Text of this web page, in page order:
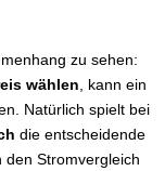
zu sehen:
wählen , kann ein
Natürlich spielt bei
die entscheidende
den Stromvergleich